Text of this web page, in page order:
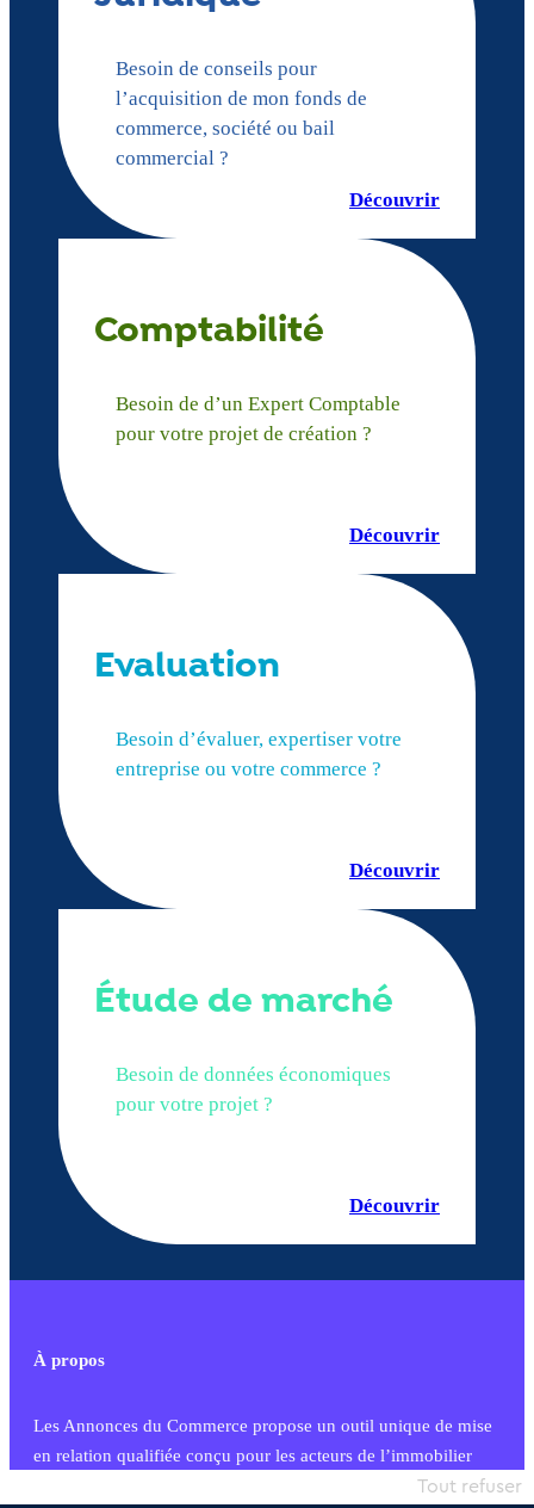
Besoin de conseils pour
l’acquisition de mon fonds de
commerce, société ou bail
commercial ?
Découvrir
Comptabilité
Besoin de d’un Expert Comptable
pour votre projet de création ?
Découvrir
Evaluation
Besoin d’évaluer, expertiser votre
entreprise ou votre commerce ?
Découvrir
Étude de marché
Besoin de données économiques
pour votre projet ?
Découvrir
À propos
Les Annonces du Commerce propose un outil unique de mise
en relation qualifiée conçu pour les acteurs de l’immobilier
commercial et les collectivités territoriales, simple et intégrant
Tout refuser